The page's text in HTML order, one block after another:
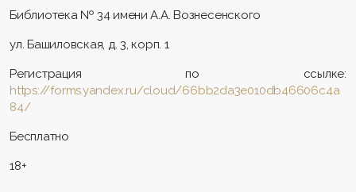
Библиотека № 34 имени А.А. Вознесенского
ул. Башиловская, д. 3, корп. 1
Регистрация по ссылке:
https://forms.yandex.ru/cloud/66bb2da3e010db46606c4a
84/
Бесплатно
18+